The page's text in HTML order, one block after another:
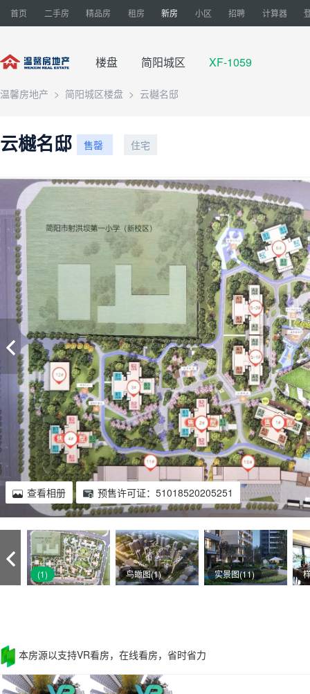
首页 二手房 精品房 租房 新房 小区 招聘 计算器
楼盘 简阳城区 XF-1059
温馨房地产 > 简阳城区楼盘 > 云樾名邸
云樾名邸 售罄 住宅
查看相册 预售许可证：51018520205251
(1) 鸟瞰图(1) 实景图(11)
本房源以支持VR看房，在线看房，省时省力